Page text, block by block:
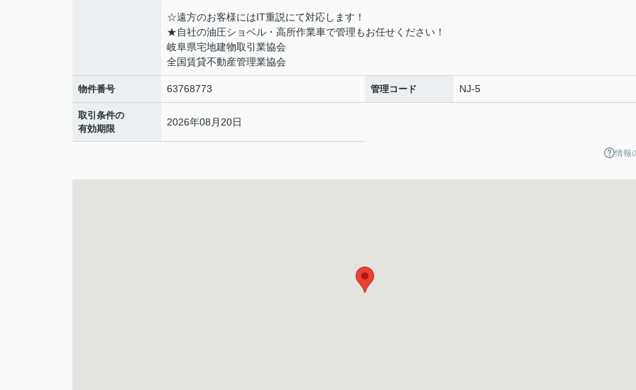
☆遠方のお客様にはIT重説にて対応します！
★自社の油圧ショベル・高所作業車で管理もお任せください！
岐阜県宅地建物取引業協会
全国賃貸不動産管理業協会
物件番号 63768773 管理コード NJ-5
取引条件の
有効期限
2026年08月20日
情報